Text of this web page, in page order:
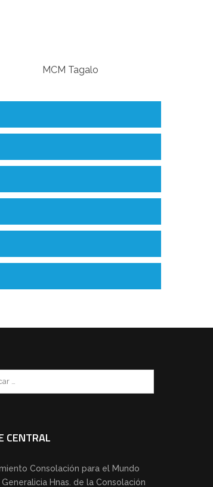
MCM Tagalo
CENTRAL
Consolación para el Mundo
Generalicia Hnas. de la Consolación